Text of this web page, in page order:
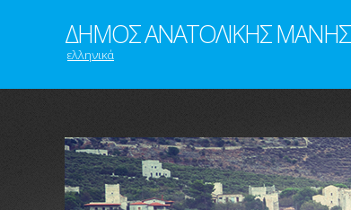
ΔΗΜΟΣ ΑΝΑΤΟΛΙΚΗΣ ΜΑΝΗΣ
ελληνικά